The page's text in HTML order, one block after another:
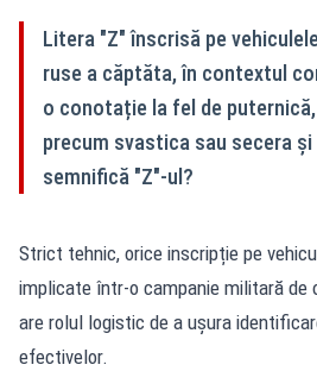
Litera "Z" înscrisă pe
ruse a căptăta, în contextul
o conotație la fel de
precum svastica sau secera și
semnifică "Z"-ul?
Strict tehnic, orice inscripție pe
implicate într-o campanie militară de
are rolul logistic de a ușura
efectivelor.